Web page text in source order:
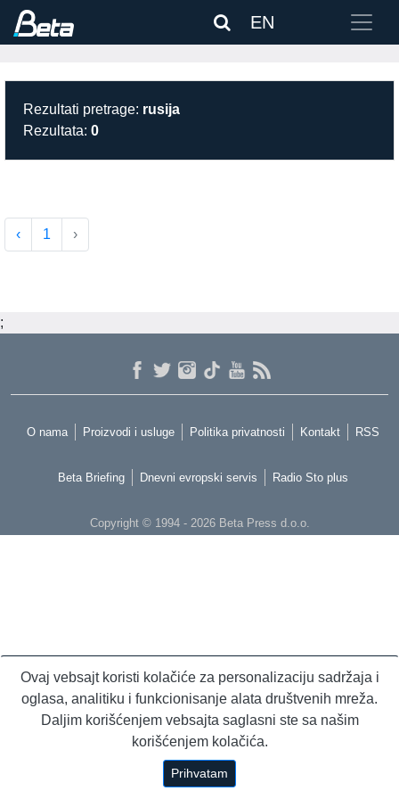
EN
Rezultati pretrage: rusija
Rezultata: 0
‹ 1 ›
;
O nama Proizvodi i usluge Politika privatnosti Kontakt RSS
Beta Briefing Dnevni evropski servis Radio Sto plus
Copyright © 1994 - 2026 Beta Press d.o.o.
Ovaj vebsajt koristi kolačiće za personalizaciju sadržaja i
oglasa, analitiku i funkcionisanje alata društvenih mreža.
Daljim korišćenjem vebsajta saglasni ste sa našim
korišćenjem kolačića.
Prihvatam